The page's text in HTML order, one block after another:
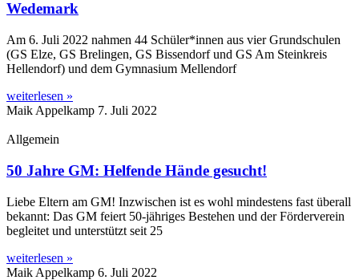
Wedemark
Am 6. Juli 2022 nahmen 44 Schüler*innen aus vier Grundschulen
(GS Elze, GS Brelingen, GS Bissendorf und GS Am Steinkreis
Hellendorf) und dem Gymnasium Mellendorf
weiterlesen »
Maik Appelkamp 7. Juli 2022
Allgemein
50 Jahre GM: Helfende Hände gesucht!
Liebe Eltern am GM! Inzwischen ist es wohl mindestens fast überall
bekannt: Das GM feiert 50-jähriges Bestehen und der Förderverein
begleitet und unterstützt seit 25
weiterlesen »
Maik Appelkamp 6. Juli 2022